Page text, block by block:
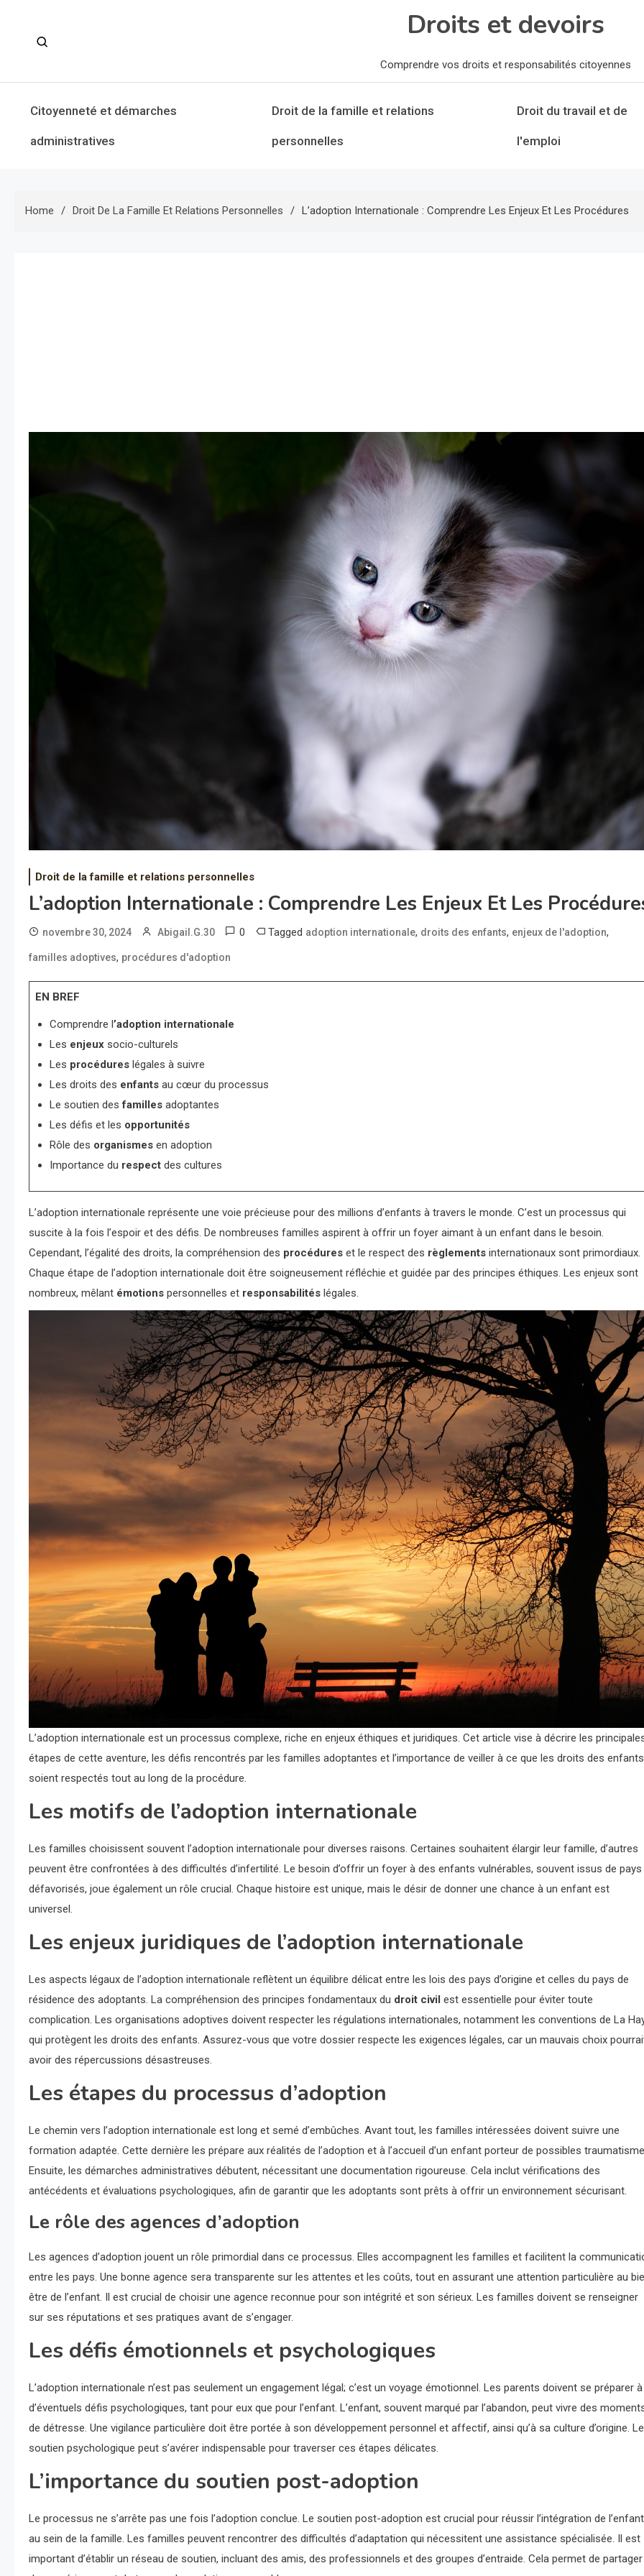
Droits et devoirs
Comprendre vos droits et responsabilités citoyennes
Citoyenneté et démarches
administratives
Droit de la famille et relations
personnelles
Droit du travail et de
l'emploi
Home Droit De La Famille Et Relations Personnelles L’adoption Internationale : Comprendre Les Enjeux Et Les Procédures
Droit de la famille et relations personnelles
L’adoption Internationale : Comprendre Les Enjeux Et Les
novembre 30, 2024 Abigail.G.30 0 Tagged adoption internationale, droits des enfants, enjeux de l'adoption,
familles adoptives, procédures d'adoption
EN BREF
Comprendre l’adoption internationale
Les enjeuxsocio-culturels
Les procédureslégales à suivre
Les droits des enfantsau cœur du processus
Le soutien desfamillesadoptantes
Les défis et les opportunités
Rôle des organismesen adoption
Importance du respectdes cultures
L’adoption internationale représente une voie précieuse pour des millions d’enfants à travers le monde. C’est un processus qui
suscite à la fois l’espoir et des défis. De nombreuses familles aspirent à offrir un foyer aimant à un enfant dans le besoin.
Cependant, l’égalité des droits, la compréhension des procédures et le respect des règlements internationaux sont primordiaux.
Chaque étape de l’adoption internationale doit être soigneusement réfléchie et guidée par des principes éthiques. Les enjeux sont
nombreux, mêlant émotions personnelles et responsabilités légales.
L’adoption internationale est un processus complexe, riche en enjeux éthiques et juridiques. Cet article vise à décrire les
étapes de cette aventure, les défis rencontrés par les familles adoptantes et l’importance de veiller à ce que les droits des enfants
soient respectés tout au long de la procédure.
Les motifs de l’adoption internationale
Les familles choisissent souvent l’adoption internationale pour diverses raisons. Certaines souhaitent élargir leur famille, d’autres
peuvent être confrontées à des difficultés d’infertilité. Le besoin d’offrir un foyer à des enfants vulnérables, souvent issus de pays
défavorisés, joue également un rôle crucial. Chaque histoire est unique, mais le désir de donner une chance à un enfant est
universel.
Les enjeux juridiques de l’adoption internationale
Les aspects légaux de l’adoption internationale reflètent un équilibre délicat entre les lois des pays d’origine et celles du pays de
résidence des adoptants. La compréhension des principes fondamentaux du droit civil est essentielle pour éviter toute
complication. Les organisations adoptives doivent respecter les régulations internationales, notamment les conventions de La
qui protègent les droits des enfants. Assurez-vous que votre dossier respecte les exigences légales, car un mauvais choix
avoir des répercussions désastreuses.
Les étapes du processus d’adoption
Le chemin vers l’adoption internationale est long et semé d’embûches. Avant tout, les familles intéressées doivent suivre une
formation adaptée. Cette dernière les prépare aux réalités de l’adoption et à l’accueil d’un enfant porteur de possibles
Ensuite, les démarches administratives débutent, nécessitant une documentation rigoureuse. Cela inclut vérifications des
antécédents et évaluations psychologiques, afin de garantir que les adoptants sont prêts à offrir un environnement sécurisant.
Le rôle des agences d’adoption
Les agences d’adoption jouent un rôle primordial dans ce processus. Elles accompagnent les familles et facilitent la
entre les pays. Une bonne agence sera transparente sur les attentes et les coûts, tout en assurant une attention particulière au
être de l’enfant. Il est crucial de choisir une agence reconnue pour son intégrité et son sérieux. Les familles doivent se renseigner
sur ses réputations et ses pratiques avant de s’engager.
Les défis émotionnels et psychologiques
L’adoption internationale n’est pas seulement un engagement légal; c’est un voyage émotionnel. Les parents doivent se préparer à
d’éventuels défis psychologiques, tant pour eux que pour l’enfant. L’enfant, souvent marqué par l’abandon, peut vivre des
de détresse. Une vigilance particulière doit être portée à son développement personnel et affectif, ainsi qu’à sa culture d’origine. Le
soutien psychologique peut s’avérer indispensable pour traverser ces étapes délicates.
L’importance du soutien post-adoption
Le processus ne s’arrête pas une fois l’adoption conclue. Le soutien post-adoption est crucial pour réussir l’intégration de l’enfant
au sein de la famille. Les familles peuvent rencontrer des difficultés d’adaptation qui nécessitent une assistance spécialisée. Il est
important d’établir un réseau de soutien, incluant des amis, des professionnels et des groupes d’entraide. Cela permet de partager